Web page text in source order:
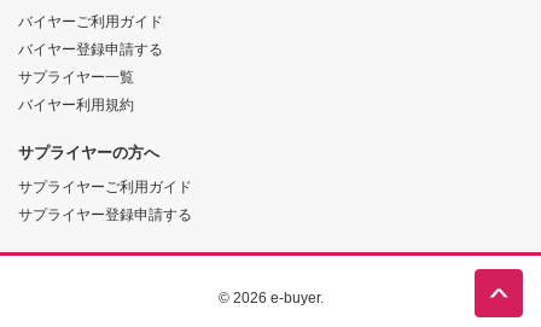
バイヤーご利用ガイド
バイヤー登録申請する
サプライヤー一覧
バイヤー利用規約
サプライヤーの方へ
サプライヤーご利用ガイド
サプライヤー登録申請する
© 2026 e-buyer.